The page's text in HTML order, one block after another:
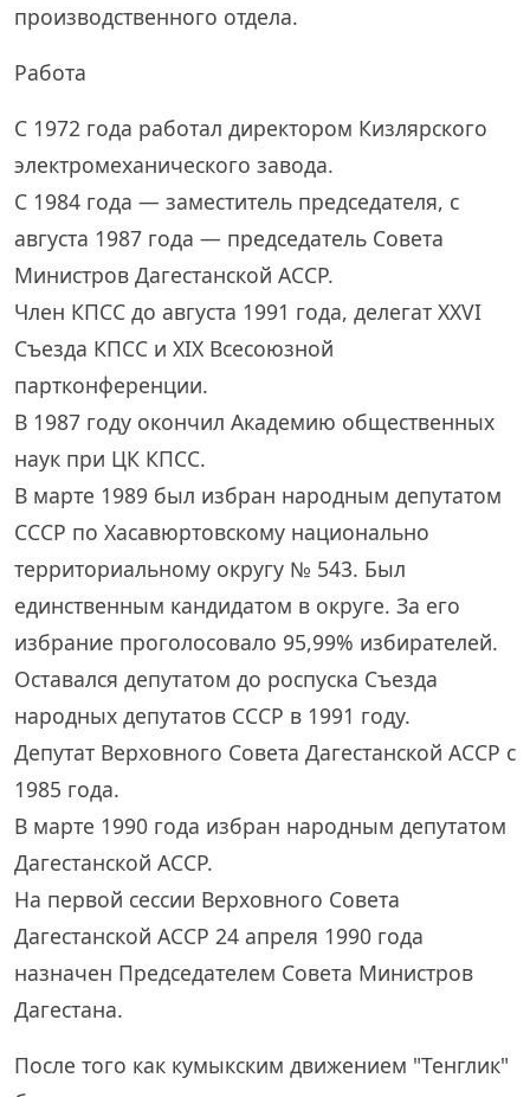
производственного отдела.
Работа
С 1972 года работал директором Кизлярского
электромеханического завода.
С 1984 года — заместитель председателя, с
августа 1987 года — председатель Совета
Министров Дагестанской АССР.
Член КПСС до августа 1991 года, делегат ХХVI
Съезда КПСС и ХIХ Всесоюзной
партконференции.
В 1987 году окончил Академию общественных
наук при ЦК КПСС.
В марте 1989 был избран народным депутатом
СССР по Хасавюртовскому национально
территориальному округу № 543. Был
единственным кандидатом в округе. За его
избрание проголосовало 95,99% избирателей.
Оставался депутатом до роспуска Съезда
народных депутатов СССР в 1991 году.
Депутат Верховного Совета Дагестанской АССР с
1985 года.
В марте 1990 года избран народным депутатом
Дагестанской АССР.
На первой сессии Верховного Совета
Дагестанской АССР 24 апреля 1990 года
назначен Председателем Совета Министров
Дагестана.
После того как кумыкским движением "Тенглик"